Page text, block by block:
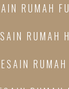
RUMAH
RUMAH